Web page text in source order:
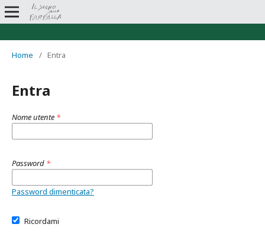
Home / Entra
Entra
Nome utente *
Password *
Password dimenticata?
Ricordami